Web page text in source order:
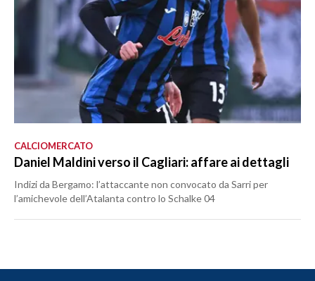
CALCIOMERCATO
Daniel Maldini verso il Cagliari: affare ai dettagli
Indizi da Bergamo: l’attaccante non convocato da Sarri per
l’amichevole dell’Atalanta contro lo Schalke 04